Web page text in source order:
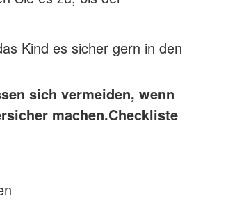
Kind es sicher gern in den
sich vermeiden, wenn
machen.Checkliste